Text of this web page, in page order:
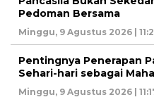
Pedoman Bersama
Minggu, 9 Agustus 2026 |
Pentingnya Penerapan
Sehari-hari sebagai
Minggu, 9 Agustus 2026 |